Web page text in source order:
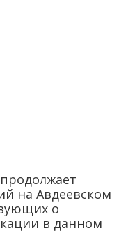
на Авдеевском
о
в данном